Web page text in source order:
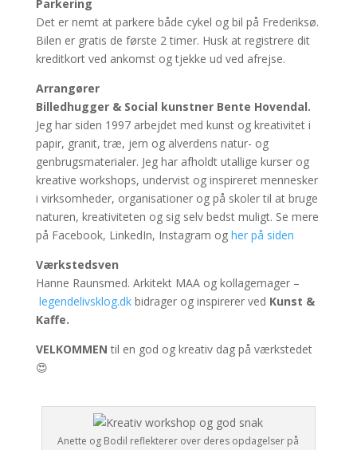
Parkering
Det er nemt at parkere både cykel og bil på Frederiksø.
Bilen er gratis de første 2 timer. Husk at registrere dit
kreditkort ved ankomst og tjekke ud ved afrejse.
Arrangører
Billedhugger & Social kunstner Bente Hovendal.
Jeg har siden 1997 arbejdet med kunst og kreativitet i
papir, granit, træ, jern og alverdens natur- og
genbrugsmaterialer. Jeg har afholdt utallige kurser og
kreative workshops, undervist og inspireret mennesker
i virksomheder, organisationer og på skoler til at bruge
naturen, kreativiteten og sig selv bedst muligt. Se mere
på Facebook, LinkedIn, Instagram og her på siden
Værkstedsven
Hanne Raunsmed. Arkitekt MAA og kollagemager –
legendelivsklog.dkbidrager og inspirerer ved Kunst &
Kaffe.
VELKOMMEN til en god og kreativ dag på værkstedet
😍
Anette og Bodil reflekterer over deres opdagelser på